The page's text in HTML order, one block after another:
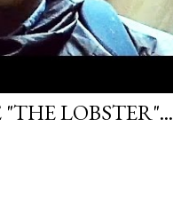
LOBSTER"...